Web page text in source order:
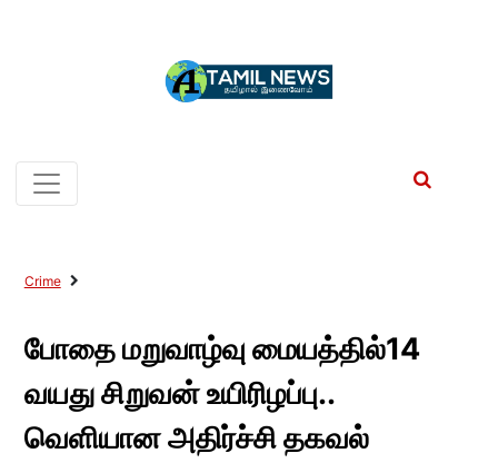
Crime
போதை மறுவாழ்வு மையத்தில்14
வயது சிறுவன் உயிரிழப்பு..
வெளியான அதிர்ச்சி தகவல்